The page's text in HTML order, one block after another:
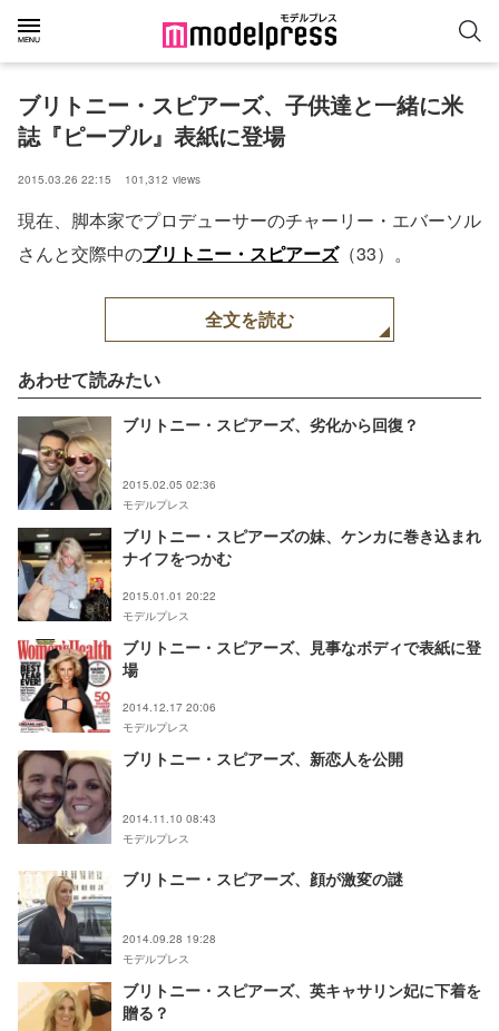
ブリトニー・スピアーズ、子供達と一緒に米
誌『ピープル』表紙に登場
2015.03.26 22:15 101,312 views
現在、脚本家でプロデューサーのチャーリー・エバーソル
さんと交際中のブリトニー・スピアーズ（33）。
全文を読む
あわせて読みたい
ブリトニー・スピアーズ、劣化から回復？
2015.02.05 02:36
モデルプレス
ブリトニー・スピアーズの妹、ケンカに巻き込まれ
ナイフをつかむ
2015.01.01 20:22
モデルプレス
ブリトニー・スピアーズ、見事なボディで表紙に登
場
2014.12.17 20:06
モデルプレス
ブリトニー・スピアーズ、新恋人を公開
2014.11.10 08:43
モデルプレス
ブリトニー・スピアーズ、顔が激変の謎
2014.09.28 19:28
モデルプレス
ブリトニー・スピアーズ、英キャサリン妃に下着を
贈る？